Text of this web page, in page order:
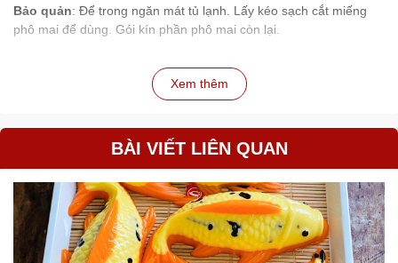
Bảo quản: Để trong ngăn mát tủ lạnh. Lấy kéo sạch cắt miếng
phô mai để dùng. Gói kín phần phô mai còn lại.
Xem thêm
BÀI VIẾT LIÊN QUAN